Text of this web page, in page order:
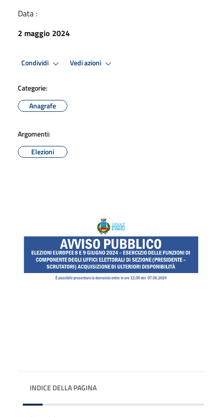
Data :
2 maggio 2024
Condividi Vedi azioni
Categorie:
Anagrafe
Argomenti:
Elezioni
INDICE DELLA PAGINA